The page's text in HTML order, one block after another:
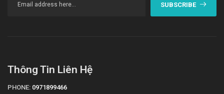
SUBSCRIBE
Thông Tin Liên Hệ
PHONE: 0971899466